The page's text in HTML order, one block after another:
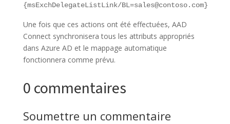
{msExchDelegateListLink/BL=sales@contoso.com}
Une fois que ces actions ont été effectuées, AAD
Connect synchronisera tous les attributs appropriés
dans Azure AD et le mappage automatique
fonctionnera comme prévu.
0 commentaires
Soumettre un commentaire